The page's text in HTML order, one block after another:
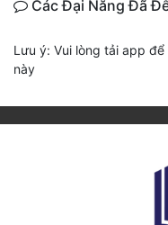
Các Đại Năng Đã
Lưu ý: Vui lòng tải app
này